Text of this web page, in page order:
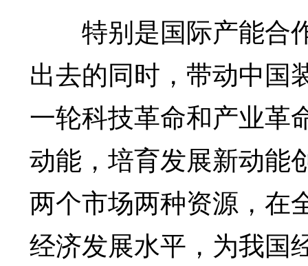
特别是国际产能合
出去的同时，带动中国
一轮科技革命和产业革
动能，培育发展新动能
两个市场两种资源，在
经济发展水平，为我国